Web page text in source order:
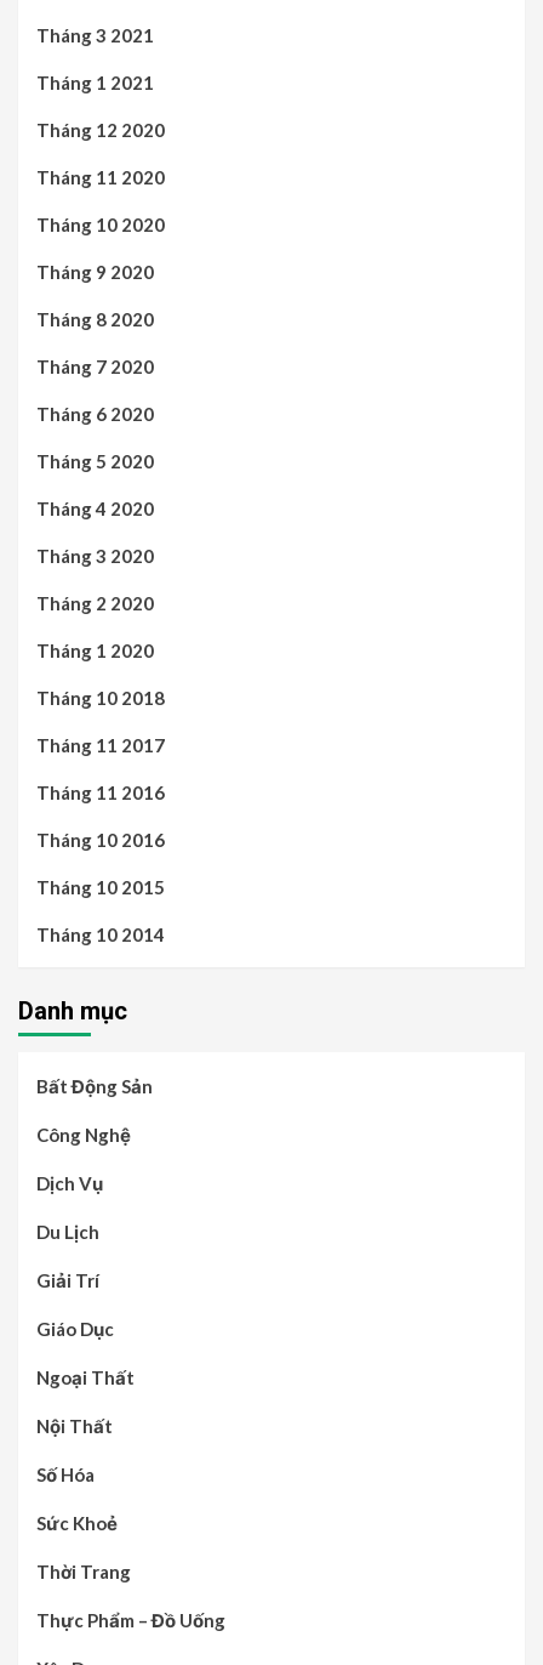
Tháng 3 2021
Tháng 1 2021
Tháng 12 2020
Tháng 11 2020
Tháng 10 2020
Tháng 9 2020
Tháng 8 2020
Tháng 7 2020
Tháng 6 2020
Tháng 5 2020
Tháng 4 2020
Tháng 3 2020
Tháng 2 2020
Tháng 1 2020
Tháng 10 2018
Tháng 11 2017
Tháng 11 2016
Tháng 10 2016
Tháng 10 2015
Tháng 10 2014
Danh mục
Bất Động Sản
Công Nghệ
Dịch Vụ
Du Lịch
Giải Trí
Giáo Dục
Ngoại Thất
Nội Thất
Số Hóa
Sức Khoẻ
Thời Trang
Thực Phẩm – Đồ Uống